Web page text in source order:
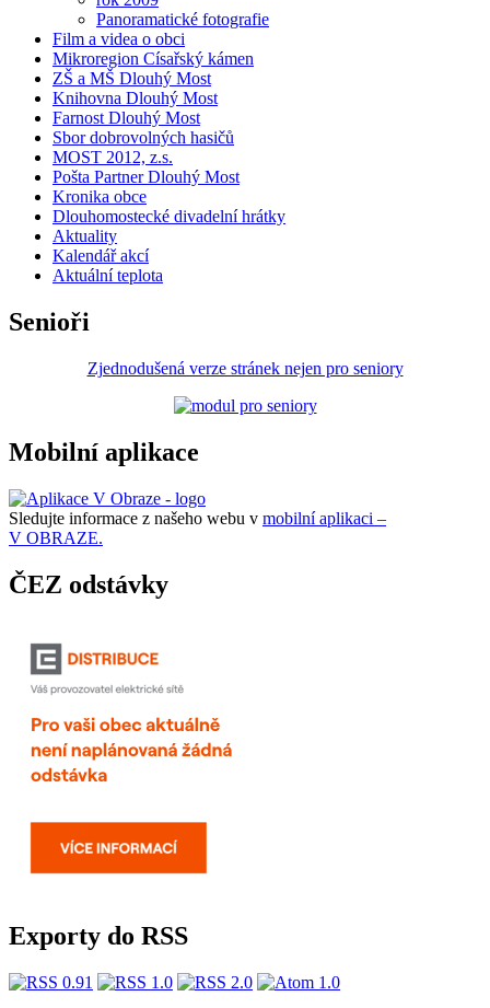
Panoramatické fotografie
Film a videa o obci
Mikroregion Císařský kámen
ZŠ a MŠ Dlouhý Most
Knihovna Dlouhý Most
Farnost Dlouhý Most
Sbor dobrovolných hasičů
MOST 2012, z.s.
Pošta Partner Dlouhý Most
Kronika obce
Dlouhomostecké divadelní hrátky
Aktuality
Kalendář akcí
Aktuální teplota
Senioři
Zjednodušená verze stránek nejen pro seniory
Mobilní aplikace
Sledujte informace z našeho webu v mobilní aplikaci –
V OBRAZE.
ČEZ odstávky
Exporty do RSS